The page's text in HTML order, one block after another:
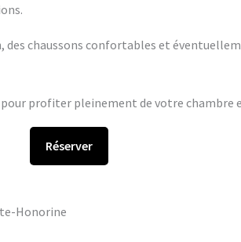
des chaussons confortables et
pour profiter pleinement de votre chambre
Réserver
Honorine